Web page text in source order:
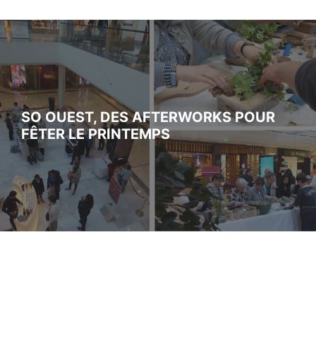
SO OUEST, DES AFTERWORKS POUR
FÊTER LE PRINTEMPS